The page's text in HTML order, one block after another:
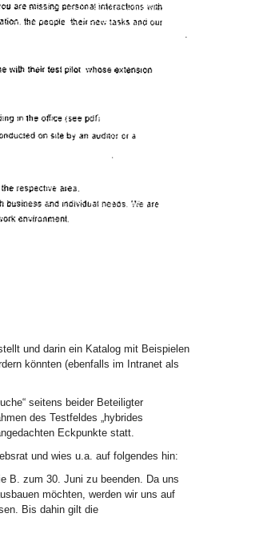
und darin ein Katalog mit Beispielen
könnten (ebenfalls im Intranet als
seitens beider Beteiligter
des Testfeldes „hybrides
Eckpunkte statt.
und wies u.a. auf folgendes hin:
B. zum 30. Juni zu beenden. Da uns
möchten, werden wir uns auf
Bis dahin gilt die